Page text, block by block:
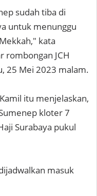
sudah tiba di
untuk menunggu
kata
rombongan JCH
25 Mei 2023 malam.
itu menjelaskan,
kloter 7
Surabaya pukul
masuk